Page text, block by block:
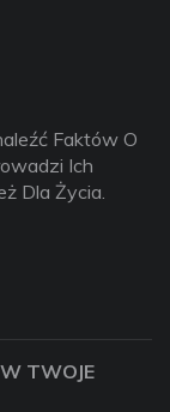
Faktów O
Ich
Dla Życia.
TWOJE